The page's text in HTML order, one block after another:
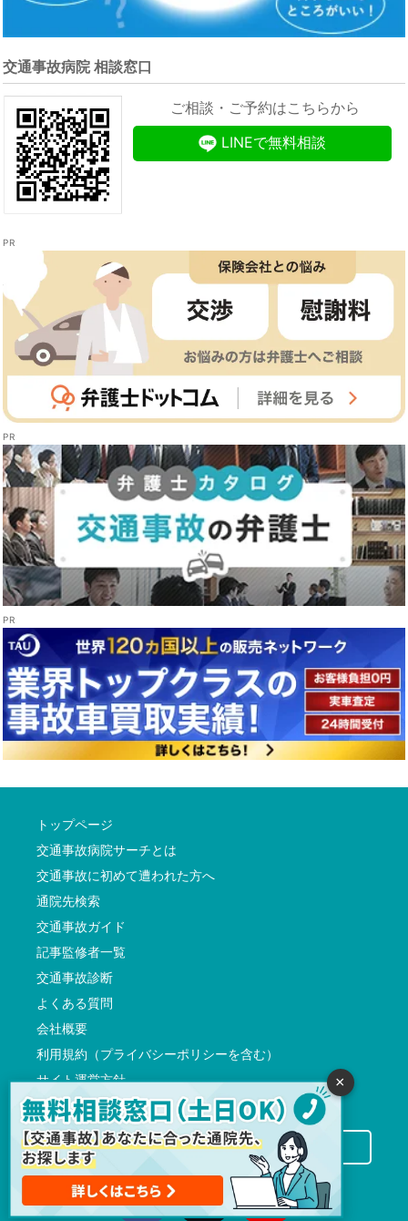
交通事故病院 相談窓口
ご相談・ご予約はこちらから
LINEで無料相談
トップページ
交通事故病院サーチとは
交通事故に初めて遭われた方へ
通院先検索
交通事故ガイド
記事監修者一覧
交通事故診断
よくある質問
会社概要
利用規約（プライバシーポリシーを含む）
サイト運営方針
反社会的勢力に対する基本方針
交通事故病院サーチに掲載希望の先生方へ
×